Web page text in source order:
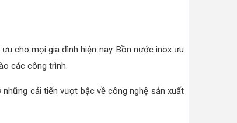
cho mọi gia đình hiện nay. Bồn nước inox ưu
các công trình.
cải tiến vượt bậc về công nghệ sản xuất